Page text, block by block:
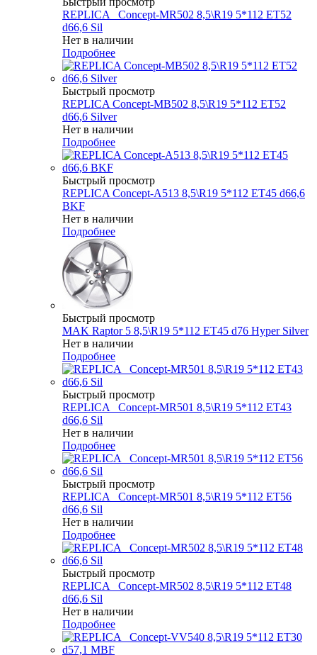
REPLICA _Concept-MR502 8,5\R19 5*112 ET52
d66,6 Sil
Нет в наличии
Подробнее
Быстрый просмотр
REPLICA Concept-MB502 8,5\R19 5*112 ET52
d66,6 Silver
Нет в наличии
Подробнее
Быстрый просмотр
REPLICA Concept-A513 8,5\R19 5*112 ET45 d66,6
BKF
Нет в наличии
Подробнее
Быстрый просмотр
MAK Raptor 5 8,5\R19 5*112 ET45 d76 Hyper Silver
Нет в наличии
Подробнее
Быстрый просмотр
REPLICA _Concept-MR501 8,5\R19 5*112 ET43
d66,6 Sil
Нет в наличии
Подробнее
Быстрый просмотр
REPLICA _Concept-MR501 8,5\R19 5*112 ET56
d66,6 Sil
Нет в наличии
Подробнее
Быстрый просмотр
REPLICA _Concept-MR502 8,5\R19 5*112 ET48
d66,6 Sil
Нет в наличии
Подробнее